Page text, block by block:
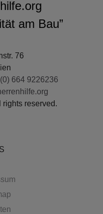
am Bau”
76
664 9226236
reserved.